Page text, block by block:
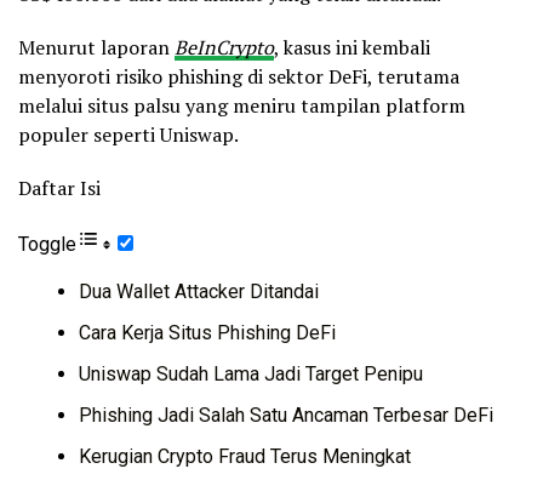
Menurut laporanBeInCrypto, kasus ini kembali
menyoroti risiko phishing di sektor DeFi, terutama
melalui situs palsu yang meniru tampilan platform
populer seperti Uniswap.
Daftar Isi
Toggle
Dua Wallet Attacker Ditandai
Cara Kerja Situs Phishing DeFi
Uniswap Sudah Lama Jadi Target Penipu
Phishing Jadi Salah Satu Ancaman Terbesar DeFi
Kerugian Crypto Fraud Terus Meningkat